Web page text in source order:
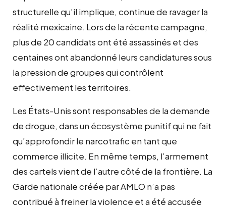
structurelle qu’il implique, continue de ravager la
réalité mexicaine. Lors de la récente campagne,
plus de 20 candidats ont été assassinés et des
centaines ont abandonné leurs candidatures sous
la pression de groupes qui contrôlent
effectivement les territoires.
Les États-Unis sont responsables de la demande
de drogue, dans un écosystème punitif qui ne fait
qu’approfondir le narcotrafic en tant que
commerce illicite. En même temps, l’armement
des cartels vient de l’autre côté de la frontière. La
Garde nationale créée par AMLO n’a pas
contribué à freiner la violence et a été accusée